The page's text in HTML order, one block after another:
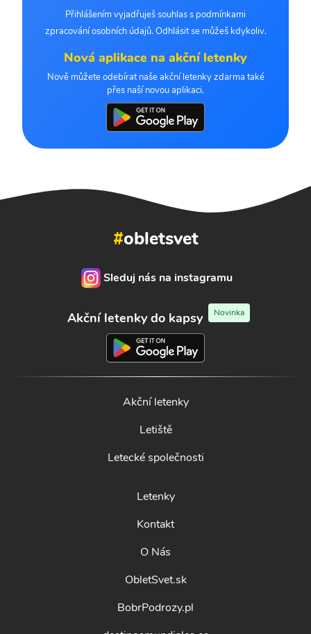
Přihlášením vyjadřuješ souhlas s podmínkami
zpracování osobních údajů. Odhlásit se můžeš kdykoliv.
Nová aplikace na akční letenky
Nově můžete odebírat naše akční letenky zdarma také
přes naší novou aplikaci.
#obletsvet
Sleduj nás na instagramu
Akční letenky do kapsy Novinka
Akční letenky
Letiště
Letecké společnosti
Letenky
Kontakt
O Nás
ObletSvet.sk
BobrPodrozy.pl